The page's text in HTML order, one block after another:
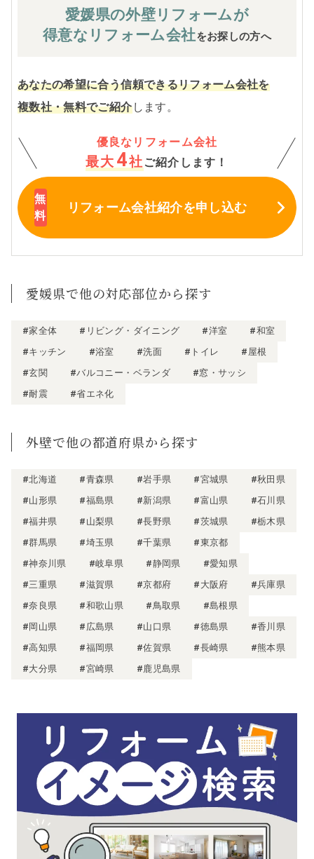
愛媛県の外壁 リフォームが
得意なリフォーム会社をお探しの方へ
あなたの希望に合う信頼できるリフォーム会社を
複数社・無料でご紹介します。
優良なリフォーム会社
最大 4社 ご紹介します！
リフォーム会社紹介を申し込む
愛媛県で他の対応部位から探す
#家全体 #リビング・ダイニング #洋室
#和室
#キッチン
#浴室 #洗面 #トイレ
#屋根
#玄関
#バルコニー・ベランダ
#窓・サッシ
#耐震
#省エネ化
外壁で他の都道府県から探す
#北海道 #青森県 #岩手県 #宮城県
#秋田県
#山形県
#福島県 #新潟県 #富山県
#石川県
#福井県
#山梨県 #長野県 #茨城県
#栃木県
#群馬県
#埼玉県 #千葉県
#東京都
#神奈川県
#岐阜県 #静岡県
#愛知県
#三重県
#滋賀県 #京都府 #大阪府
#兵庫県
#奈良県
#和歌山県 #鳥取県
#島根県
#岡山県
#広島県 #山口県 #徳島県
#香川県
#高知県
#福岡県 #佐賀県 #長崎県
#熊本県
#大分県
#宮崎県 #鹿児島県